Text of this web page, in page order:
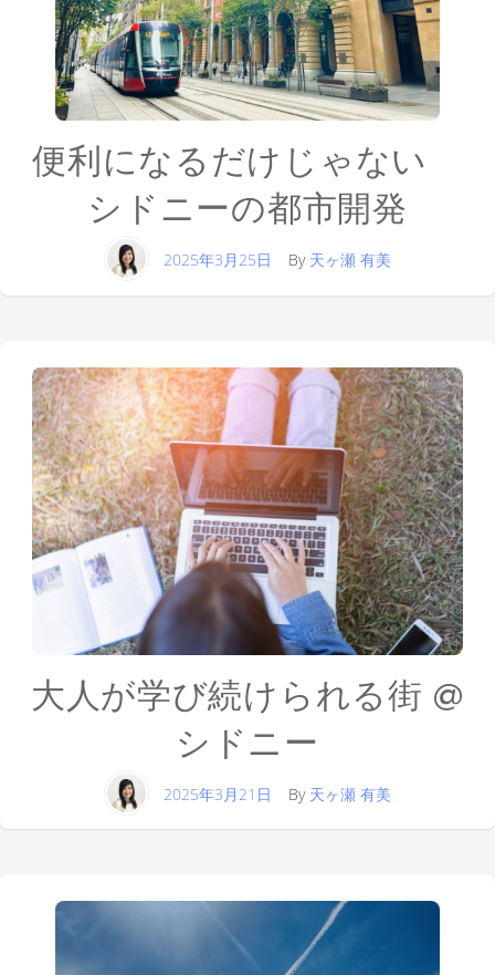
便利になるだけじゃない
シドニーの都市開発
2025年3月25日 By 天ヶ瀬 有美
大人が学び続けられる街 @
シドニー
2025年3月21日 By 天ヶ瀬 有美